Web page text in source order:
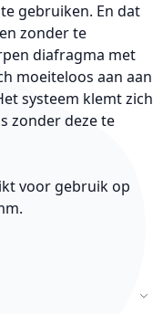
gebruiken. En dat
zonder te
diafragma met
moeiteloos aan aan
systeem klemt zich
zonder deze te
voor gebruik op